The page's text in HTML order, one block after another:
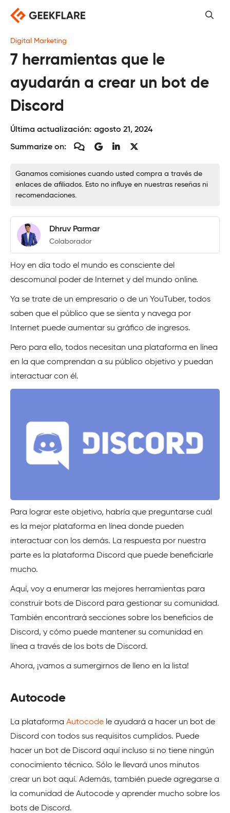
Saltar
contenido
Digital Marketing
7 herramientas que le
ayudarán a crear un bot de
Discord
Última actualización: agosto 21, 2024
Summarize on:
Ganamos comisiones cuando usted compra a través de
enlaces de afiliados. Esto no influye en nuestras reseñas ni
recomendaciones.
Dhruv Parmar
Colaborador
Hoy en día todo el mundo es consciente del
descomunal poder de Internet y del mundo online.
Ya se trate de un empresario o de un YouTuber, todos
saben que el público que se sienta y navega por
Internet puede aumentar su gráfico de ingresos.
Pero para ello, todos necesitan una plataforma en línea
en la que comprendan a su público objetivo y puedan
interactuar con él.
Para lograr este objetivo, habría que preguntarse cuál
es la mejor plataforma en línea donde pueden
interactuar con los demás. La respuesta por nuestra
parte es la plataforma Discord que puede beneficiarle
mucho.
Aquí, voy a enumerar las mejores herramientas para
construir bots de Discord para gestionar su comunidad.
También encontrará secciones sobre los beneficios de
Discord, y cómo puede mantener su comunidad en
línea a través de los bots de Discord.
Ahora, ¡vamos a sumergirnos de lleno en la lista!
Autocode
La plataforma Autocode le ayudará a hacer un bot de
Discord con todos sus requisitos cumplidos. Puede
hacer un bot de Discord aquí incluso si no tiene ningún
conocimiento técnico. Sólo le llevará unos minutos
crear un bot aquí. Además, también puede agregarse a
la comunidad de Autocode y aprender mucho sobre los
bots de Discord.